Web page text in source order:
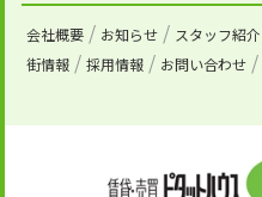
会社概要 お知らせ スタッフ紹介
街情報
採用情報 お問い合わせ